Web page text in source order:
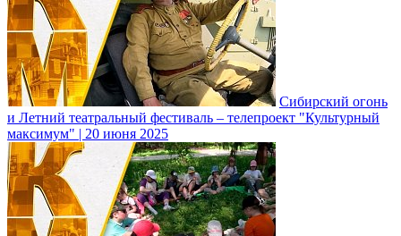
Сибирский огонь
и Летний театральный фестиваль – телепроект "Культурный
максимум" | 20 июня 2025